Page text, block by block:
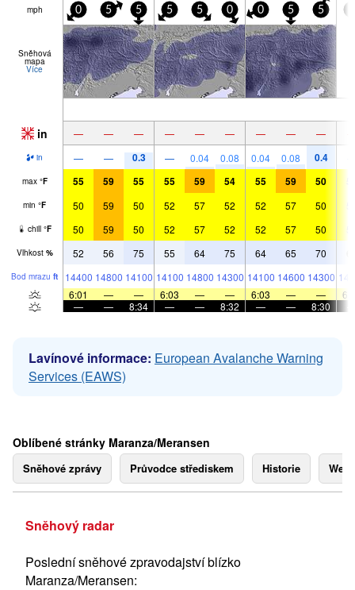
mph 0 5 5 5 5 0 0 5 5
Sněhová
mapa
Více
in — — — — — — — — —
in — — 0.3 — 0.04 0.08 0.04 0.08 0.4
max °F 55 59 55 55 59 54 55 59 50
min °F 50 59 50 52 57 52 52 57 50
chill °F 50 59 50 52 57 52 52 57 50
Vlhkost % 52 56 75 55 64 75 64 65 70
Bod mrazu ft 14400 14800 14100 14100 14800 14300 14100 14600 14300
6:01
— — 6:03 — — 6:03 — —
—
— 8:34 — — 8:32 — — 8:30
Lavínové informace: European Avalanche Warning
Services (EAWS)
Oblíbené stránky Maranza/Meransen
Sněhové zprávy Průvodce střediskem Historie
Sněhový radar
Poslední sněhové zpravodajství blízko
Maranza/Meransen: